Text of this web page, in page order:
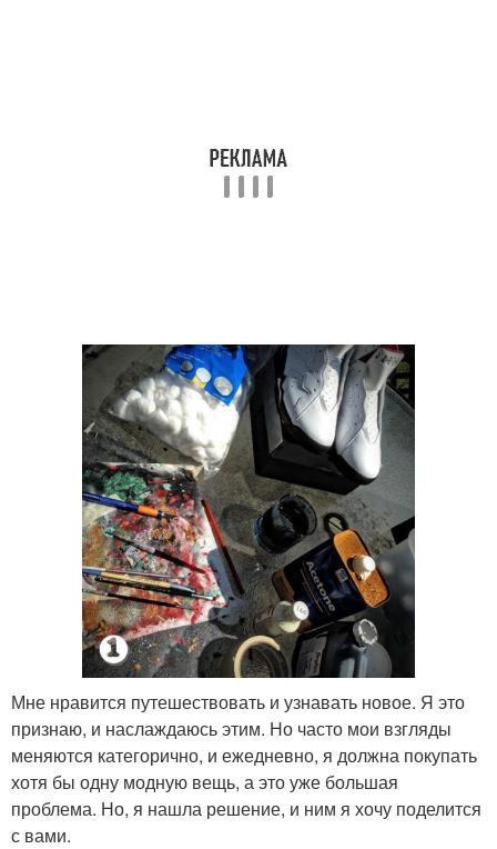
Мне нравится путешествовать и узнавать новое. Я это
признаю, и наслаждаюсь этим. Но часто мои взгляды
меняются категорично, и ежедневно, я должна покупать
хотя бы одну модную вещь, а это уже большая
проблема. Но, я нашла решение, и ним я хочу поделится
с вами.